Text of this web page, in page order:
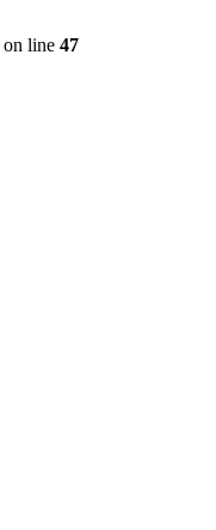
on line 47